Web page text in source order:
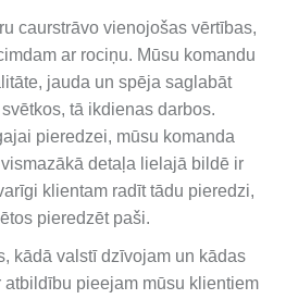
caurstrāvo vienojošas vērtības,
ar rociņu. Mūsu komandu
jauda un spēja saglabāt
tā ikdienas darbos.
pieredzei, mūsu komanda
detaļa lielajā bildē ir
klientam radīt tādu pieredzi,
pieredzēt paši.
kādā valstī dzīvojam un kādas
pieejam mūsu klientiem